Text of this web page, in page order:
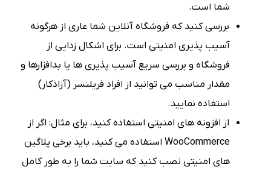
شما است.
بررسی کنید که فروشگاه آنلاین شما عاری از هرگونه
آسیب پذیری امنیتی است. برای اشکال زدایی از
فروشگاه و بررسی سریع آسیب پذیری ها یا بدافزارها و
مقدار مناسب می توانید از افراد فریلنسر (آزادکار)
استفاده نمایید.
از افزونه های امنیتی استفاده کنید، برای مثال: اگر از
WooCommerce استفاده می کنید، باید برخی پلاگین
های امنیتی نصب کنید که سایت شما را به طور کامل